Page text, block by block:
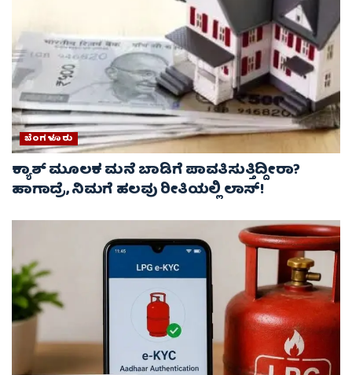
ಬೆಂಗಳೂರು
ಕ್ಯಾಶ್ ಮೂಲಕ ಮನೆ ಬಾಡಿಗೆ ಪಾವತಿಸುತ್ತಿದ್ದೀರಾ?
ಹಾಗಾದ್ರೆ, ನಿಮಗೆ ಹಲವು ರೀತಿಯಲ್ಲಿ ಲಾಸ್!